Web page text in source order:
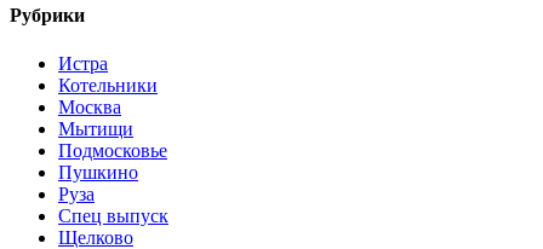
Рубрики
Истра
Котельники
Москва
Мытищи
Подмосковье
Пушкино
Руза
Спец выпуск
Щелково